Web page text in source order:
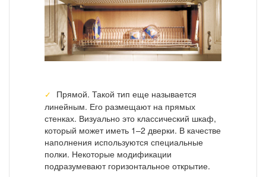
Прямой. Такой тип еще называется
линейным. Его размещают на прямых
стенках. Визуально это классический шкаф,
который может иметь 1–2 дверки. В качестве
наполнения используются специальные
полки. Некоторые модификации
подразумевают горизонтальное открытие.